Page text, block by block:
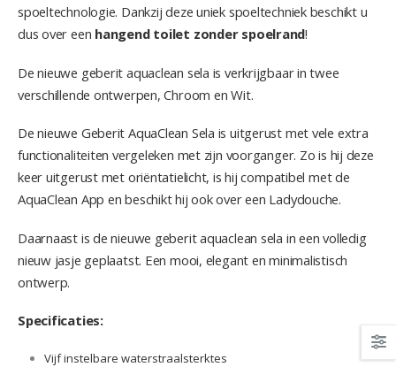
spoeltechnologie. Dankzij deze uniek spoeltechniek beschikt u
dus over een hangend toilet zonder spoelrand!
De nieuwe geberit aquaclean sela is verkrijgbaar in twee
verschillende ontwerpen, Chroom en Wit.
De nieuwe Geberit AquaClean Sela is uitgerust met vele extra
functionaliteiten vergeleken met zijn voorganger. Zo is hij deze
keer uitgerust met oriëntatielicht, is hij compatibel met de
AquaClean App en beschikt hij ook over een Ladydouche.
Daarnaast is de nieuwe geberit aquaclean sela in een volledig
nieuw jasje geplaatst. Een mooi, elegant en minimalistisch
ontwerp.
Specificaties:
Vijf instelbare waterstraalsterktes